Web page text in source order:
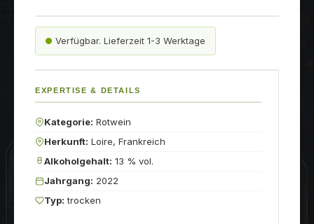
Verfügbar. Lieferzeit 1-3 Werktage
EXPERTISE & DETAILS
Kategorie: Rotwein
Herkunft: Loire, Frankreich
Alkoholgehalt: 13 % vol.
Jahrgang: 2022
Typ: trocken